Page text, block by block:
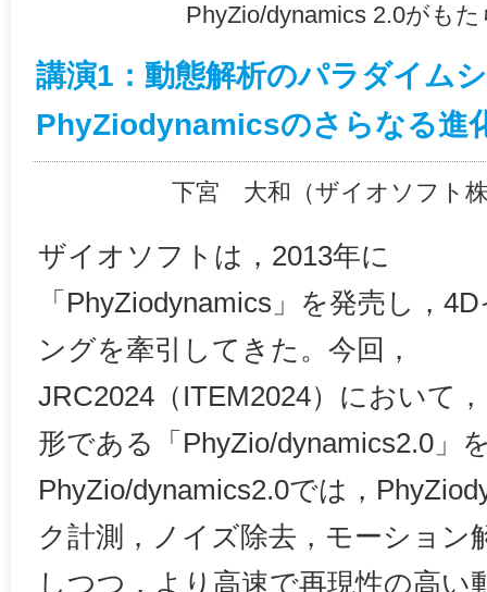
PhyZio/dynamics 2.0がも
講演1：動態解析のパラダイ
PhyZiodynamicsのさらなる進
下宮 大和（ザイオソフト
ザイオソフトは，2013年に
「PhyZiodynamics」を発売し，
ングを牽引してきた。今回，
JRC2024（ITEM2024）において
形である「PhyZio/dynamics2.0」
PhyZio/dynamics2.0では，
ク計測，ノイズ除去，モーション
しつつ，より高速で再現性の高い